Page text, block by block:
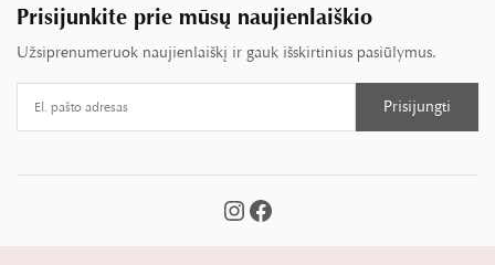
Prisijunkite prie mūsų naujienlaiškio
Užsiprenumeruok naujienlaiškį ir gauk išskirtinius pasiūlymus.